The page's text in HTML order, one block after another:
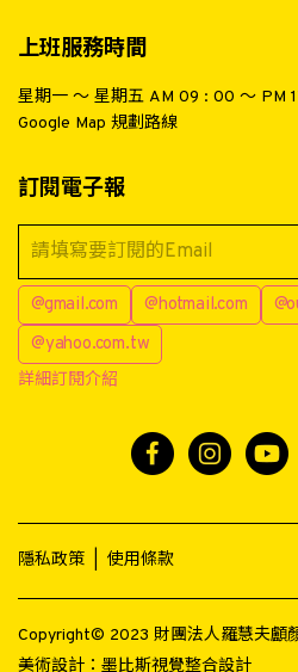
上班服務時間
星期一 ～ 星期五 AM 09 : 00 ～ PM
Google Map 規劃路線
訂閱電子報
@gmail.com @hotmail.com
@yahoo.com.tw
詳細訂閱介紹
隱私政策 使用條款
Copyright© 2023 財團法人羅慧夫顱
美術設計： 墨比斯視覺整合設計